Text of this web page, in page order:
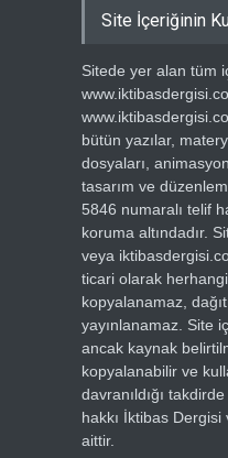
Site İçeriğinin
Sitede yer alan tüm
bütün yazılar,
dosyaları,
tasarım ve
5846 numaralı telif
koruma altındadır.
veya
ticari olarak
kopyalanamaz,
yayınlanamaz. Site
ancak kaynak
kopyalanabilir ve
davranıldığı
hakkı İktibas
aittir.